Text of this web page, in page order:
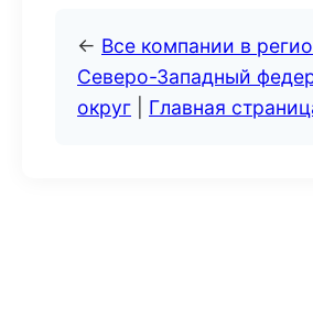
← Все компании в
Северо-Западный
округ
Главная